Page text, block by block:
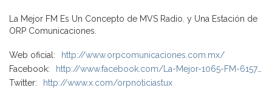
La Mejor FM Es Un Concepto de MVS Radio. y Una Estación de
ORP Comunicaciones.
Web oficial:
http://www.orpcomunicaciones.com.mx/
Facebook:
http://www.facebook.com/La-Mejor-1065-FM-61577334984282
Twitter:
http://www.x.com/orpnoticiastux